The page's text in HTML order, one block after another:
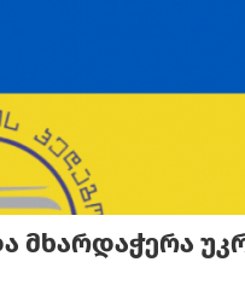
ᲛᲮᲐᲠᲓᲐᲭᲔᲠᲐ